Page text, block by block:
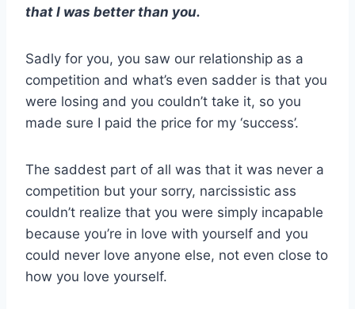
that I was better than you.
Sadly for you, you saw our relationship as a
competition and what’s even sadder is that you
were losing and you couldn’t take it, so you
made sure I paid the price for my ‘success’.
The saddest part of all was that it was never a
competition but your sorry, narcissistic ass
couldn’t realize that you were simply incapable
because you’re in love with yourself and you
could never love anyone else, not even close to
how you love yourself.